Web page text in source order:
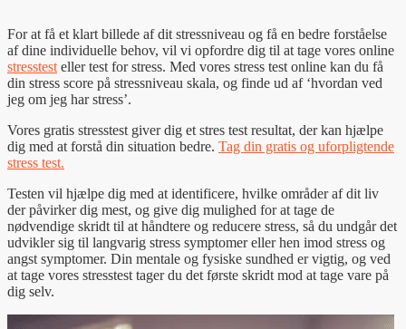
For at få et klart billede af dit stressniveau og få en bedre forståelse
af dine individuelle behov, vil vi opfordre dig til at tage vores online
stresstest eller test for stress. Med vores stress test online kan du få
din stress score på stressniveau skala, og finde ud af ‘hvordan ved
jeg om jeg har stress’.
Vores gratis stresstest giver dig et stres test resultat, der kan hjælpe
dig med at forstå din situation bedre. Tag din gratis og uforpligtende
stress test.
Testen vil hjælpe dig med at identificere, hvilke områder af dit liv
der påvirker dig mest, og give dig mulighed for at tage de
nødvendige skridt til at håndtere og reducere stress, så du undgår det
udvikler sig til langvarig stress symptomer eller hen imod stress og
angst symptomer. Din mentale og fysiske sundhed er vigtig, og ved
at tage vores stresstest tager du det første skridt mod at tage vare på
dig selv.